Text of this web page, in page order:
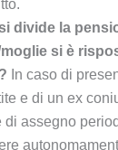
divide la
si è
In caso di
e di un ex
di assegno